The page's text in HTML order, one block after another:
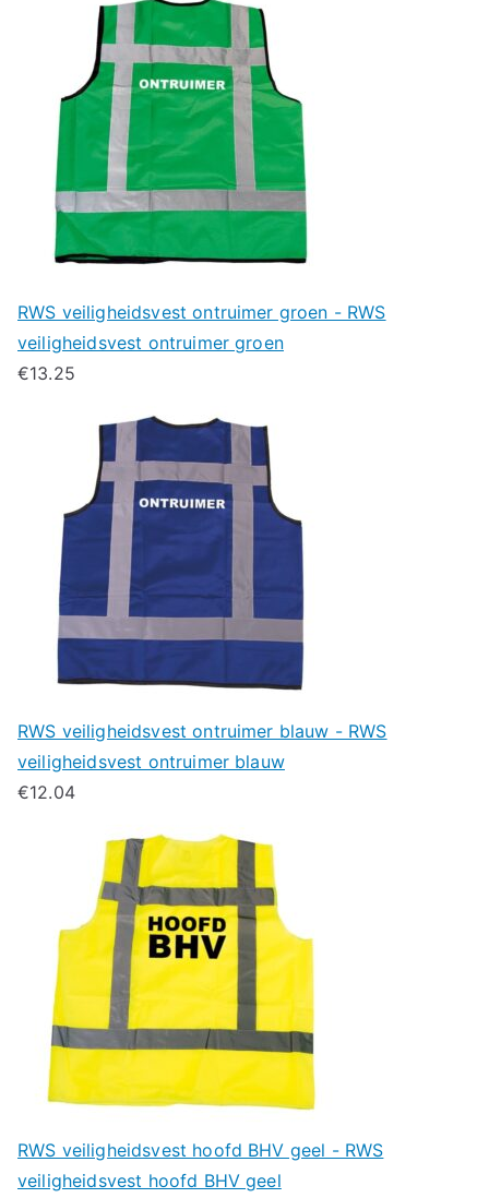
RWS veiligheidsvest ontruimer groen - RWS
veiligheidsvest ontruimer groen
€13.25
RWS veiligheidsvest ontruimer blauw - RWS
veiligheidsvest ontruimer blauw
€12.04
RWS veiligheidsvest hoofd BHV geel - RWS
veiligheidsvest hoofd BHV geel